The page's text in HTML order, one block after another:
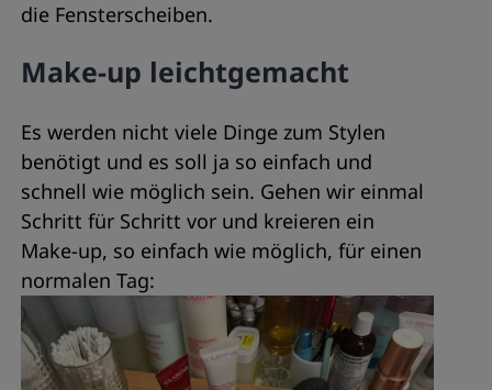
die Fensterscheiben.
Make-up leichtgemacht
Es werden nicht viele Dinge zum Stylen
benötigt und es soll ja so einfach und
schnell wie möglich sein. Gehen wir einmal
Schritt für Schritt vor und kreieren ein
Make-up, so einfach wie möglich, für einen
normalen Tag: